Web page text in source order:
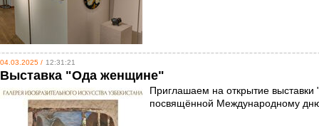
04.03.2025 / 12:31:21
Выставка "Ода женщине"
Приглашаем на открытие
посвящённой Международному